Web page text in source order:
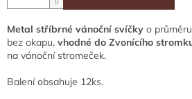
Metal stříbrné vánoční svíčky o
bez okapu, vhodné do Zvonícího
na vánoční stromeček.
Balení obsahuje 12ks.